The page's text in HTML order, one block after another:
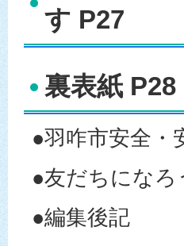
す P27
裏表紙 P28
●羽咋市安全・
●友だちにな
●編集後記